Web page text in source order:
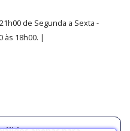
de Segunda a Sexta -
às 18h00. |